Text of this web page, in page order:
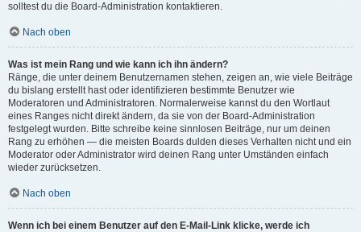
solltest du die Board-Administration kontaktieren.
Nach oben
Was ist mein Rang und wie kann ich ihn ändern?
Ränge, die unter deinem Benutzernamen stehen, zeigen an, wie viele Beiträge
du bislang erstellt hast oder identifizieren bestimmte Benutzer wie
Moderatoren und Administratoren. Normalerweise kannst du den Wortlaut
eines Ranges nicht direkt ändern, da sie von der Board-Administration
festgelegt wurden. Bitte schreibe keine sinnlosen Beiträge, nur um deinen
Rang zu erhöhen — die meisten Boards dulden dieses Verhalten nicht und ein
Moderator oder Administrator wird deinen Rang unter Umständen einfach
wieder zurücksetzen.
Nach oben
Wenn ich bei einem Benutzer auf den E-Mail-Link klicke, werde ich